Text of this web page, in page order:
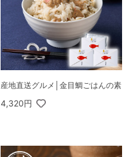
産地直送グルメ│金目鯛ごはんの素
4,320円